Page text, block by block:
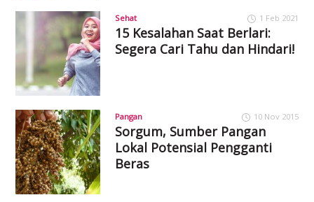
Sehat 1 Feb 2021
15 Kesalahan Saat Berlari:
Segera Cari Tahu dan Hindari!
Pangan 10 Nov 2015
Sorgum, Sumber Pangan
Lokal Potensial Pengganti
Beras